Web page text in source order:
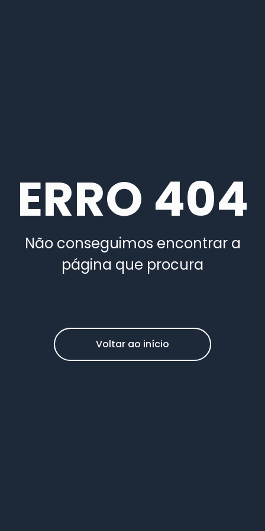
ERRO 404
Não conseguimos encontrar a
página que procura
Voltar ao início